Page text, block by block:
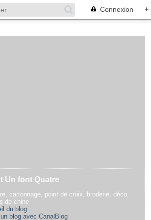
Connexion +
Un font Quatre
cartonnage, point de croix, broderie, déco,
de chine
du blog
blog avec CanalBlog